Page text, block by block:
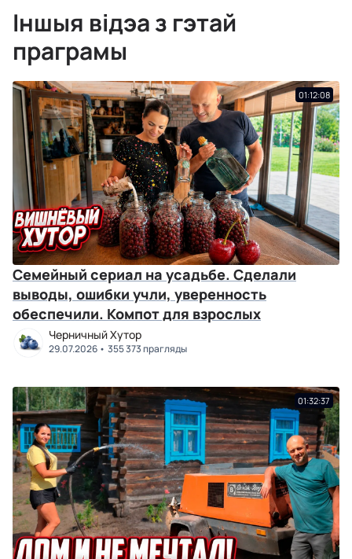
Іншыя відэа з гэтай
праграмы
01:12:08
Семейный сериал на усадьбе. Сделали
выводы, ошибки учли, уверенность
обеспечили. Компот для взрослых
Черничный Хутор
29.07.2026 355 373 прагляды
01:32:37